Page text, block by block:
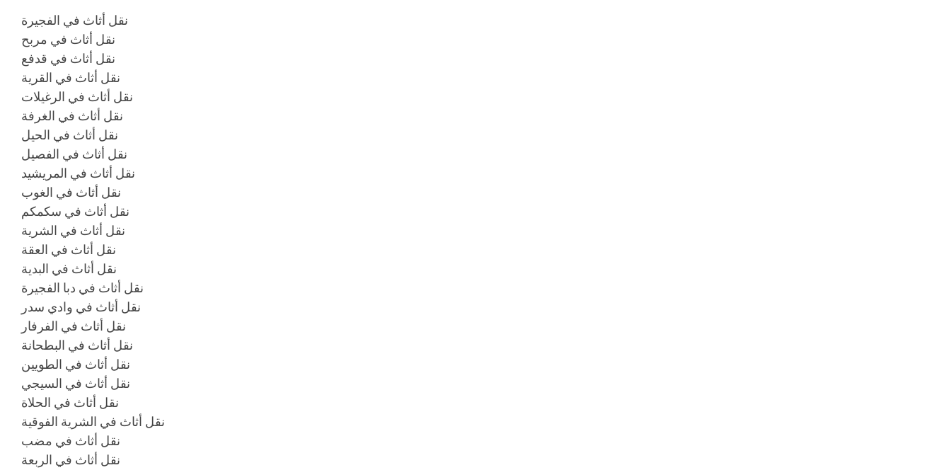
نقل أثاث في الفجيرة
نقل أثاث في مربح
نقل أثاث في قدفع
نقل أثاث في القرية
نقل أثاث في الرغيلات
نقل أثاث في الغرفة
نقل أثاث في الحيل
نقل أثاث في الفصيل
نقل أثاث في المريشيد
نقل أثاث في الغوب
نقل أثاث في سكمكم
نقل أثاث في الشرية
نقل أثاث في العقة
نقل أثاث في البدية
نقل أثاث في دبا الفجيرة
نقل أثاث في وادي سدر
نقل أثاث في الفرفار
نقل أثاث في البطحانة
نقل أثاث في الطويين
نقل أثاث في السيجي
نقل أثاث في الحلاة
نقل أثاث في الشرية الفوقية
نقل أثاث في مضب
نقل أثاث في الربعة